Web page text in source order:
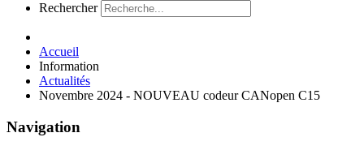
Rechercher
Accueil
Information
Actualités
Novembre 2024 - NOUVEAU codeur CANopen C15
Navigation